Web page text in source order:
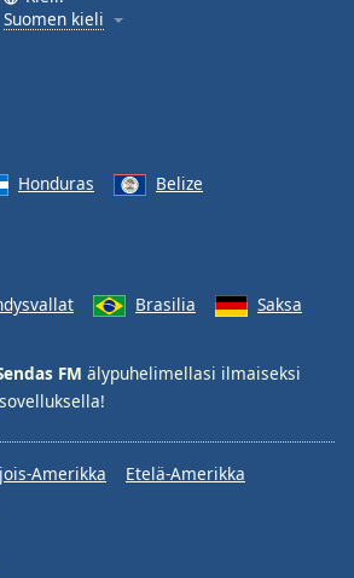
Suomen kieli
Honduras
Belize
Brasilia Saksa
FM älypuhelimellasi ilmaiseksi
Amerikka
Etelä-Amerikka